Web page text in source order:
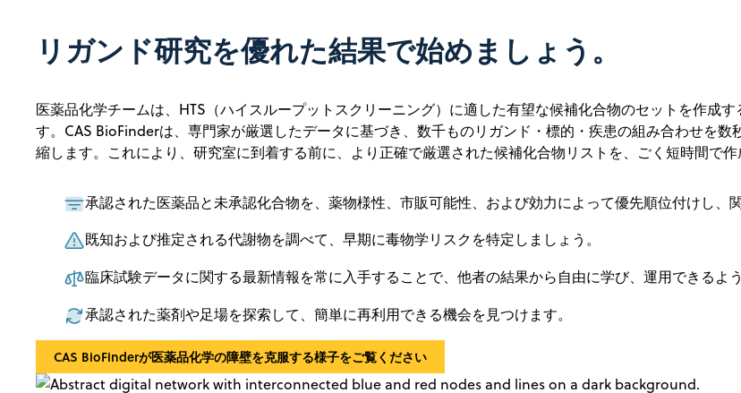
リガンド研究を優れた結果で始めましょう。
医薬品化学チームは、HTS（ハイスループットスクリーニング）に適した有望な候補化合物のセットを作成
す。CAS BioFinderは、専門家が厳選したデータに基づき、数千ものリガンド・標的・疾患の組み合わせを
縮します。これにより、研究室に到着する前に、より正確で厳選された候補化合物リストを、ごく短時間で作
承認された医薬品と未承認化合物を、薬物様性、市販可能性、および効力によって優先順位付けし、
既知および推定される代謝物を調べて、早期に毒物学リスクを特定しましょう。
臨床試験データに関する最新情報を常に入手することで、他者の結果から自由に学び、運用できるよう
承認された薬剤や足場を探索して、簡単に再利用できる機会を見つけます。
CAS BioFinderが医薬品化学の障壁を克服する様子をご覧ください